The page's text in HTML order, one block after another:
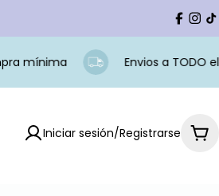
mínima Envios a TODO el
Iniciar sesión/Registrarse